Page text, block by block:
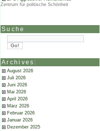
Zentrum für politische Schönheit
Suche
Archives:
August 2026
Juli 2026
Juni 2026
Mai 2026
April 2026
März 2026
Februar 2026
Januar 2026
Dezember 2025